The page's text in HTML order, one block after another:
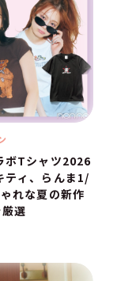
ボTシャツ2026
ティ、らんま1/
れな夏の新作
選